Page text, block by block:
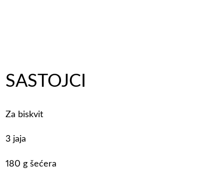
SASTOJCI
Za biskvit
3 jaja
180 g šećera